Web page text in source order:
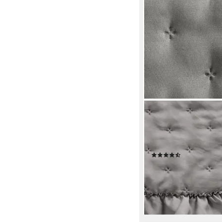
EUROFIRANY
Tagesdecke VANESA
Stepppdecke mit
Bettüberwurf
(31)
35,99 € 48,99 €
-27%
lieferbar - in 4-5
+5